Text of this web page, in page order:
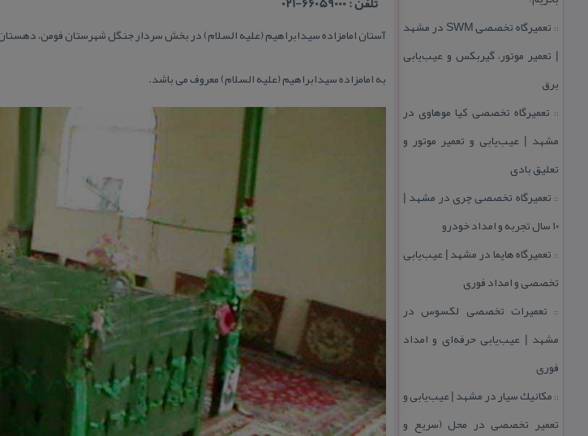
::
تعمیرگاه تخصصی SWM در مشهد
| تعمیر موتور، گیربكس و عیب‌یابی
برق
:: تعمیرگاه تخصصی كیا موهاوی در
مشهد | عیب‌یابی و تعمیر موتور و
تعلیق بادی
:: تعمیرگاه تخصصی چری در مشهد |
۱۰ سال تجربه و امداد خودرو
:: تعمیرگاه هایما در مشهد | عیب‌یابی
تخصصی و امداد فوری
:: تعمیرات تخصصی لكسوس در
مشهد | عیب‌یابی حرفه‌ای و امداد
فوری
:: مكانیك سیار در مشهد | عیب‌یابی و
تعمیر تخصصی در محل (سریع و
آستان امامزاده سیدابراهیم (علیه السلام) در بخش سردار جنگل شهرستان فومن،
به امامزاده سیدابراهیم (علیه السلام) معروف می باشد.